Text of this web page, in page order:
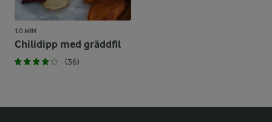
10 MIN
Chilidipp med gräddfil
(36)